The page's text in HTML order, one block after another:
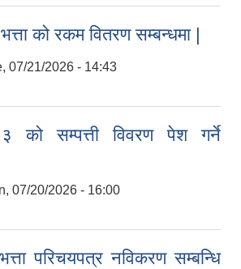
को रकम वितरण सम्बन्धमा |
07/21/2026 - 14:43
को सम्पत्ती विवरण पेश गर्ने
07/20/2026 - 16:00
परिचयपत्र नविकरण सम्बन्धि